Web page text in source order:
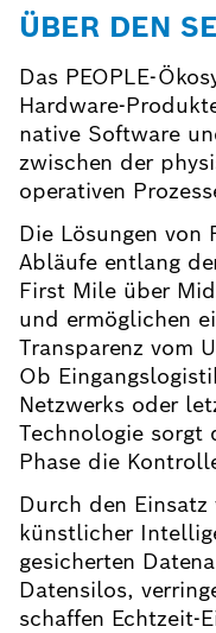
ÜBER DEN
Das PEOPLE-
Hardware-
native Software
zwischen der
operativen
Die Lösungen von
Abläufe entlang
First Mile über
und ermöglichen
Transparenz vom
Ob
Netzwerks oder
Technologie sorgt
Phase die
Durch den
künstlicher
gesicherten
Datensilos,
schaffen Echtzeit-